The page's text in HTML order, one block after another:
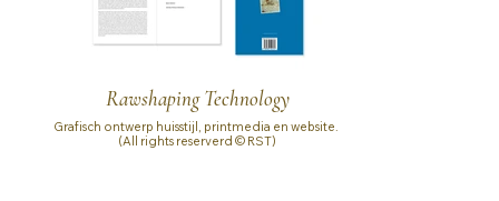
Rawshaping Technology
Grafisch ontwerp huisstijl, printmedia en website.
(All rights reserverd © RST)